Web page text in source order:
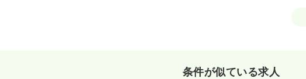
条件が似ている求人